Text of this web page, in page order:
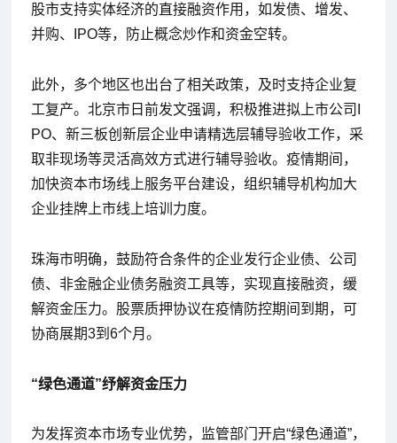
股市支持实体经济的直接融资作用，如发债、增发、
并购、IPO等，防止概念炒作和资金空转。
此外，多个地区也出台了相关政策，及时支持企业复
工复产。北京市日前发文强调，积极推进拟上市公司I
PO、新三板创新层企业申请精选层辅导验收工作，采
取非现场等灵活高效方式进行辅导验收。疫情期间，
加快资本市场线上服务平台建设，组织辅导机构加大
企业挂牌上市线上培训力度。
珠海市明确，鼓励符合条件的企业发行企业债、公司
债、非金融企业债务融资工具等，实现直接融资，缓
解资金压力。股票质押协议在疫情防控期间到期，可
协商展期3到6个月。
“绿色通道”纾解资金压力
为发挥资本市场专业优势，监管部门开启“绿色通道”，